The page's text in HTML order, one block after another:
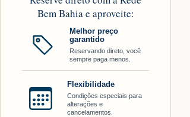
Bem Bahia e aproveite:
Melhor preço
garantido
Reservando direto, você
sempre paga menos.
Flexibilidade
Condições especiais para
alterações e
cancelamentos.